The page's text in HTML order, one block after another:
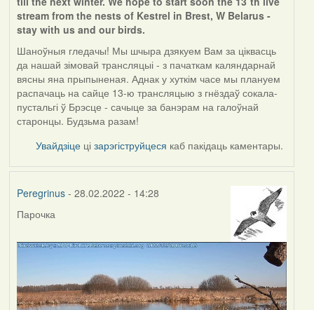
stream from the nests of Kestrel in Brest, W Belarus -
stay with us and our birds.
Шаноўныя гледачы! Мы шчыра дзякуем Вам за ціквасць
да нашай зімовай трансляцыі - з пачаткам каляндарнай
вясны яна прыпыненая. Аднак у хуткім часе мы плануем
распачаць на сайце 13-ю трансляцыю з гнёздаў сокала-
пустальгі ў Брэсце - сачыце за банэрам на галоўнай
старонцы. Будзьма разам!
Увайдзіце цізарэгіструйцеся каб пакідаць каментары.
Peregrinus- 28.02.2022 - 14:28
Парочка